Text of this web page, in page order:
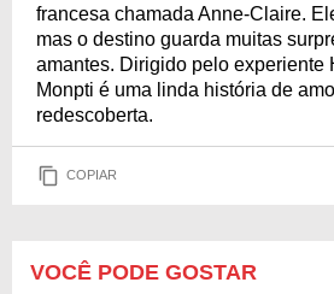
francesa chamada Anne-Claire.
mas o destino guarda muitas
amantes. Dirigido pelo experiente
Monpti é uma linda história de
redescoberta.
COPIAR
VOCÊ PODE GOSTAR